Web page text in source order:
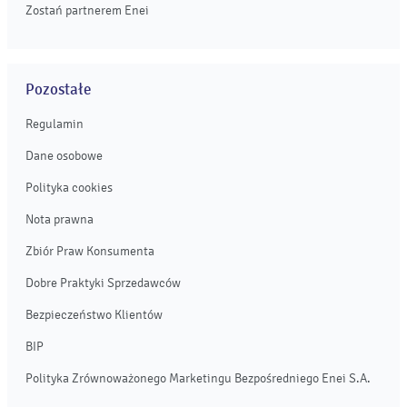
Zostań partnerem Enei
Pozostałe
Regulamin
Dane osobowe
Polityka cookies
Nota prawna
Zbiór Praw Konsumenta
Dobre Praktyki Sprzedawców
Bezpieczeństwo Klientów
BIP
Polityka Zrównoważonego Marketingu Bezpośredniego Enei S.A.